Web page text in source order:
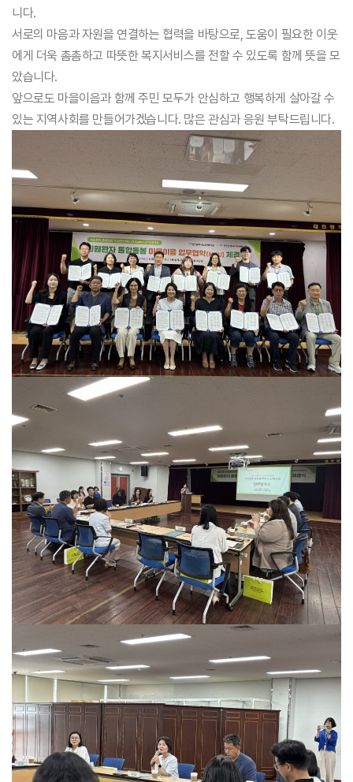
니다.
서로의 마음과 자원을 연결하는 협력을 바탕으로, 도움이 필요한 이웃
에게 더욱 촘촘하고 따뜻한 복지서비스를 전할 수 있도록 함께 뜻을 모
았습니다.
앞으로도 마을이음과 함께 주민 모두가 안심하고 행복하게 살아갈 수
있는 지역사회를 만들어가겠습니다. 많은 관심과 응원 부탁드립니다.